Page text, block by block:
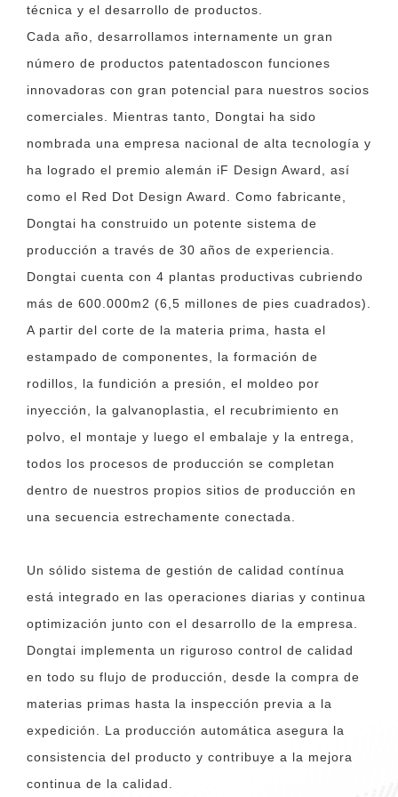
técnica y el desarrollo de productos.
Cada año, desarrollamos internamente un gran
número de productos patentadoscon funciones
innovadoras con gran potencial para nuestros socios
comerciales. Mientras tanto, Dongtai ha sido
nombrada una empresa nacional de alta tecnología y
ha logrado el premio alemán iF Design Award, así
como el Red Dot Design Award. Como fabricante,
Dongtai ha construido un potente sistema de
producción a través de 30 años de experiencia.
Dongtai cuenta con 4 plantas productivas cubriendo
más de 600.000m2 (6,5 millones de pies cuadrados).
A partir del corte de la materia prima, hasta el
estampado de componentes, la formación de
rodillos, la fundición a presión, el moldeo por
inyección, la galvanoplastia, el recubrimiento en
polvo, el montaje y luego el embalaje y la entrega,
todos los procesos de producción se completan
dentro de nuestros propios sitios de producción en
una secuencia estrechamente conectada.
Un sólido sistema de gestión de calidad contínua
está integrado en las operaciones diarias y continua
optimización junto con el desarrollo de la empresa.
Dongtai implementa un riguroso control de calidad
en todo su flujo de producción, desde la compra de
materias primas hasta la inspección previa a la
expedición. La producción automática asegura la
consistencia del producto y contribuye a la mejora
continua de la calidad.